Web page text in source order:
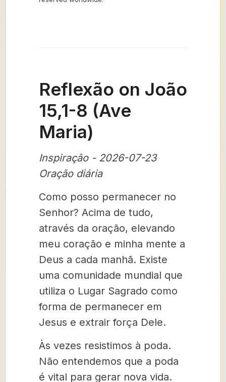
Reflexão on João
15,1-8 (Ave
Maria)
Inspiração - 2026-07-23
Oração diária
Como posso permanecer no
Senhor? Acima de tudo,
através da oração, elevando
meu coração e minha mente a
Deus a cada manhã. Existe
uma comunidade mundial que
utiliza o Lugar Sagrado como
forma de permanecer em
Jesus e extrair força Dele.
Às vezes resistimos à poda.
Não entendemos que a poda
é vital para gerar nova vida.